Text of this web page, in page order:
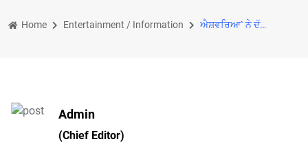
Home Entertainment / Information ਐਸ਼ਵਰਿਆ` ਨੇ ਦੱਸਿਆ ਆਪਣੇ ਆਤਮਵਿਸ਼ਵਾਸ ਦਾ ਰਾਜ਼
Admin
(Chief Editor)